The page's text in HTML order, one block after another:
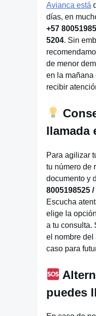
Avianca está
días, en
+57
5204. Sin
de menor
en la mañana
recibir
llamada
Para agilizar
tu número de
documento y
8005198525
Escucha
elige la
a tu consulta.
el nombre del
caso para
puedes